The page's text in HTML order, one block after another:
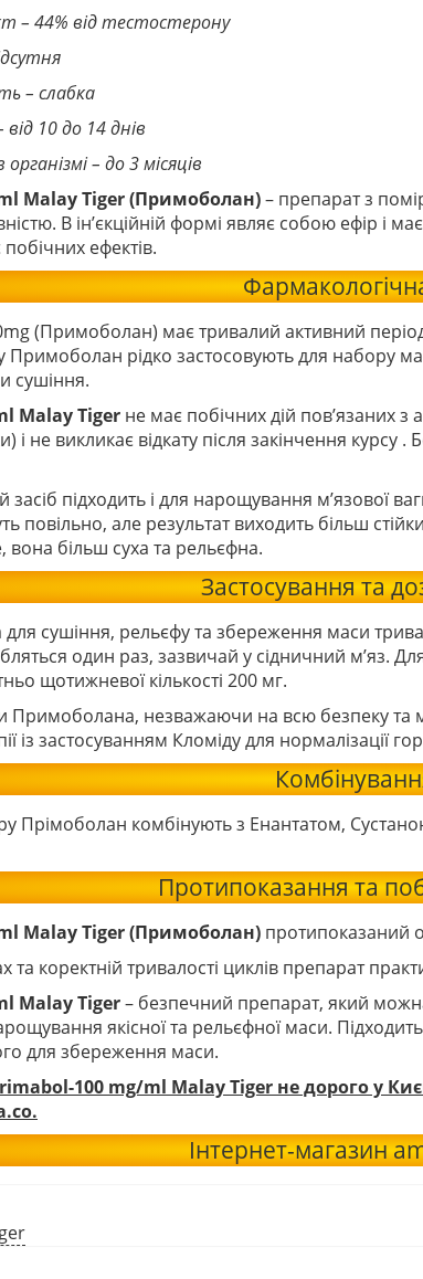
– 44% від тестостерону
– слабка
10 до 14 днів
– до 3 місяців
Malay Tiger(Примоболан)– препарат з
В ін’єкційній формі являє собою ефір і
ефектів.
(Примоболан) має тривалий активний
Примоболан рідко застосовують для набору
сушіння.
Malay Tiger не має побічних дій пов’язаних
і не викликає відкату після закінчення курсу
підходить і для нарощування м’язової
повільно, але результат виходить більш
вона більш суха та рельєфна.
Застосування та
сушіння, рельєфу та збереження маси
один раз, зазвичай у сідничний м’яз.
щотижневої кількості 200 мг.
Примоболана, незважаючи на всю безпеку та
із застосуванням Кломіду для нормалізації
Прімоболан комбінують з Енантатом,
Протипоказання та
Malay Tiger (Примоболан) протипоказаний
коректній тривалості циклів препарат
Malay Tiger– безпечний препарат, який
якісної та рельєфної маси. Підходить
для збереження маси.
100 mg/ml Malay Tiger не дорого у
Інтернет-магазин